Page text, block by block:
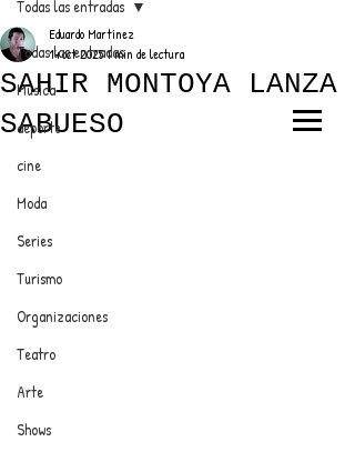
ANUNCIATE CON NOSOTROS
PARA MÁS INFORMACIÓN:
dinamicaseltrendytop@gmail.com
EL TRENDY TOP
CON EDDY MARTINEZ
Todas las entradas
Música
deporte
cine
Moda
Series
Turismo
Organizaciones
Teatro
Arte
Shows
Todas las entradas
SAHIR MONTOYA LANZA
SABUESO
Eduardo Martínez
14 oct 20251 min de lectura